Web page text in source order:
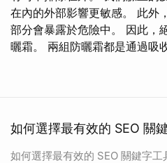
在內的外部影響更敏感。 此外
部分會暴露於危險中。 因此，
曬霜。 兩組防曬霜都是通過吸
如何選擇最有效的 SEO 關
如何選擇最有效的 SEO 關鍵字工